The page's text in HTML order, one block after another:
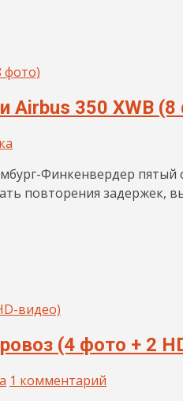
Airbus 350 XWB
Финкенвердер пятый
повторения задержек,
(4 фото + 2
1 комментарий